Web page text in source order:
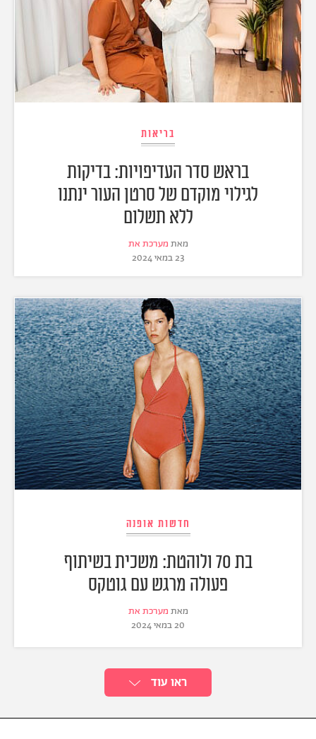
בריאות
בראש סדר העדיפויות: בדיקות
לגילוי מוקדם של סרטן העור ינתנו
ללא תשלום
מאת מערכת את
23 במאי 2024
חדשות אופנה
בת 70 ולוהטת: משכית בשיתוף
פעולה מרגש עם גוטקס
מאת מערכת את
20 במאי 2024
ראו עוד